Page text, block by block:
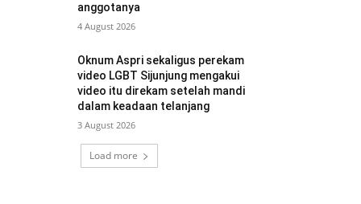
anggotanya
4 August 2026
Oknum Aspri sekaligus perekam
video LGBT Sijunjung mengakui
video itu direkam setelah mandi
dalam keadaan telanjang
3 August 2026
Load more